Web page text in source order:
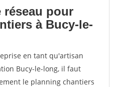
réseau pour
à Bucy-le-
en tant qu'artisan
Bucy-le-long, il faut
le planning chantiers